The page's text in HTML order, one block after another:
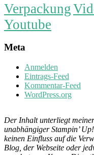
Verpackung
Youtube
Meta
Anmelden
Eintrags-Feed
Kommentar-Feed
WordPress.org
Der Inhalt unterliegt
unabhängiger Stampin’
keinen Einfluss auf die
Blog, der Webseite oder